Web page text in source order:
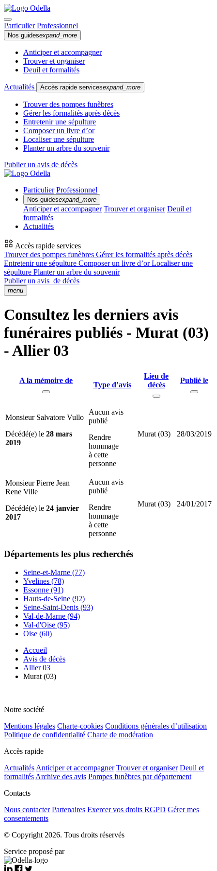
Particulier Professionnel
Nos guidesexpand_more
Anticiper et accompagner
Trouver et organiser
Deuil et formalités
Actualités Accès rapide servicesexpand_more
Trouver des pompes funèbres
Gérer les formalités après décès
Entretenir une sépulture
Composer un livre d’or
Localiser une sépulture
Planter un arbre du souvenir
Publier un avis de décès
Particulier Professionnel
Nos guidesexpand_more
Anticiper et accompagner Trouver et organiser Deuil et
formalités
Actualités
Accès rapide services
Trouver des pompes funèbres Gérer les formalités après décès
Entretenir une sépulture Composer un livre d’orLocaliser une
sépulture Planter un arbre du souvenir
Publier un avis de décès
menu
Consultez les derniers avis
funéraires publiés - Murat (03)
- Allier 03
A la mémoire de
Type d’avis
Lieu de
décès
Publié le
Monsieur Salvatore Vullo
Décédé(e) le 28 mars
2019
Aucun avis
publié
Rendre
hommage
à cette
personne
Murat (03) 28/03/2019
Monsieur Pierre Jean
Rene Ville
Décédé(e) le 24 janvier
2017
Aucun avis
publié
Rendre
hommage
à cette
personne
Murat (03) 24/01/2017
Départements les plus recherchés
Seine-et-Marne (77)
Yvelines (78)
Essonne (91)
Hauts-de-Seine (92)
Seine-Saint-Denis (93)
Val-de-Marne (94)
Val-d'Oise (95)
Oise (60)
Accueil
Avis de décès
Allier 03
Murat (03)
Notre société
Mentions légales Charte-cookies Conditions générales d’utilisation
Politique de confidentialité Charte de modération
Accès rapide
Actualités Anticiper et accompagner Trouver et organiser Deuil et
formalités Archive des avis Pompes funèbres par département
Contacts
Nous contacter Partenaires Exercer vos droits RGPD Gérer mes
consentements
© Copyright 2026. Tous droits réservés
Service proposé par